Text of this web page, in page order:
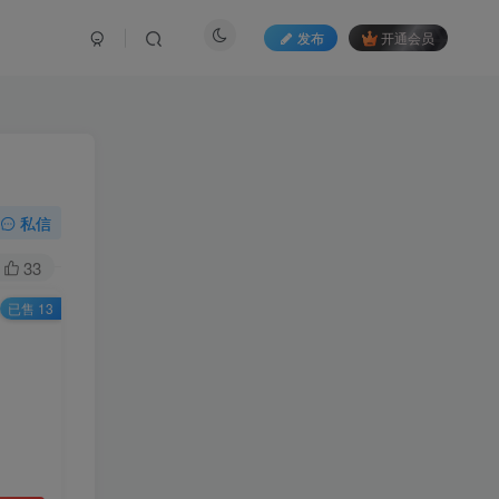
发布 开通会员
私信
33
已售 13